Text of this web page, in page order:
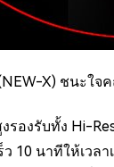
X) ชนะใ
องรับทั้ง Hi-
10 นาทีให้เวล